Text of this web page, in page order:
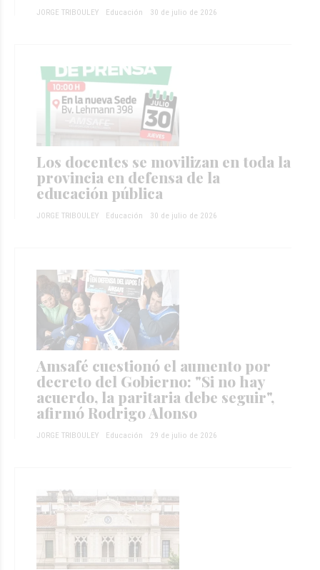
JORGE TRIBOULEY Educación 30 de julio de 2026
Los docentes se movilizan en toda la
provincia en defensa de la
educación pública
JORGE TRIBOULEY Educación 30 de julio de 2026
Amsafé cuestionó el aumento por
decreto del Gobierno: "Si no hay
acuerdo, la paritaria debe seguir",
afirmó Rodrigo Alonso
JORGE TRIBOULEY Educación 29 de julio de 2026